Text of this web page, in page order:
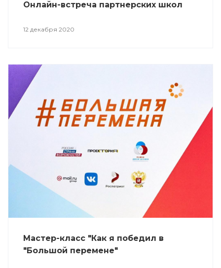
Онлайн-встреча партнерских школ
12 декабря 2020
Мастер-класс "Как я победил в
"Большой перемене"